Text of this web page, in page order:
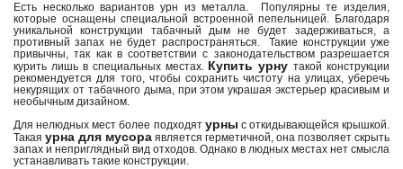
Есть несколько вариантов урн из металла. Популярны те изделия,
которые оснащены специальной встроенной пепельницей. Благодаря
уникальной конструкции табачный дым не будет задерживаться, а
противный запах не будет распространяться. Такие конструкции уже
привычны, так как в соответствии с законодательством разрешается
курить лишь в специальных местах. Купить урнутакой конструкции
рекомендуется для того, чтобы сохранить чистоту на улицах, уберечь
некурящих от табачного дыма, при этом украшая экстерьер красивым и
необычным дизайном.
Для нелюдных мест более подходят урны с откидывающейся крышкой.
Такая урна для мусора является герметичной, она позволяет скрыть
запах и неприглядный вид отходов. Однако в людных местах нет смысла
устанавливать такие конструкции.